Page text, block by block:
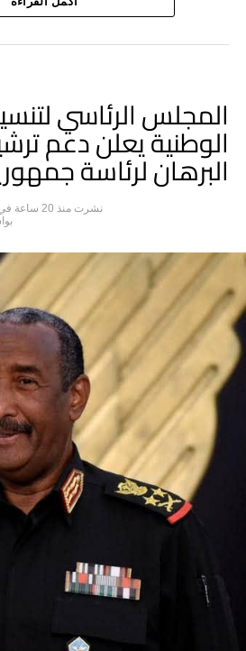
التالي
بالصور : ضبط كمية كبيرة من
دارفور
لا تفوت
السودان يقدم دعوة عاجلة لإثيوبيا
الفعالية تؤكّد عودة الحياة إلى طبيعتها.
المجلس الرئاسي
الوطنية يعلن دعم
البرهان لرئاسة
نشرت منذ 20 ساعة